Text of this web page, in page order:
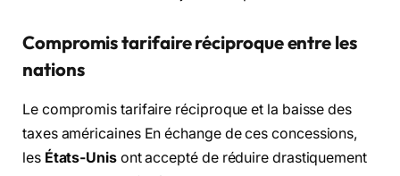
Compromis tarifaire réciproque entre les
nations
Le compromis tarifaire réciproque et la baisse des
taxes américaines En échange de ces concessions,
les États-Unisont accepté de réduire drastiquement